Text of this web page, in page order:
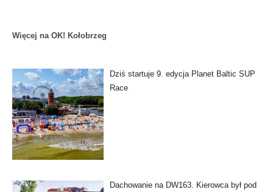
Więcej na OK! Kołobrzeg
Dziś startuje 9. edycja Planet Baltic SUP
Race
Dachowanie na DW163. Kierowca był pod